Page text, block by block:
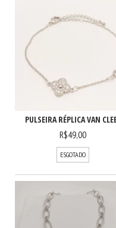
PULSEIRA RÉPLICA VAN
R$49,00
ESGOTADO